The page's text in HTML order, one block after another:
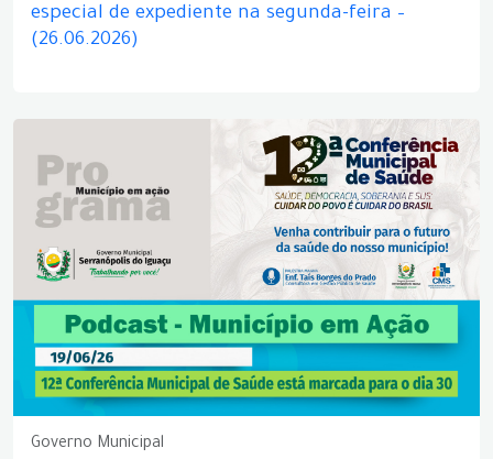
especial de expediente na segunda-feira –
(26.06.2026)
Governo Municipal